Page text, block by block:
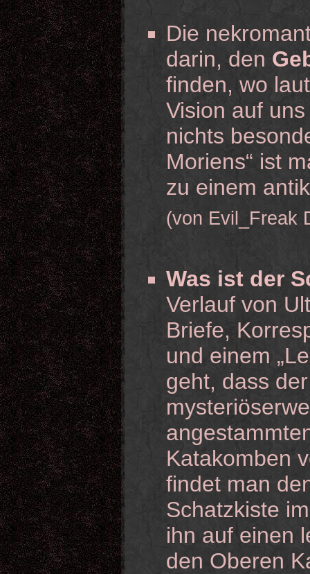
Die
darin, den
finden, wo
Vision auf
nichts
Moriens“ ist
zu einem
(von Evil_Freak
Was ist der
Verlauf von
Briefe,
und einem
geht, dass
Katakomben
findet man
Schatzkiste
ihn auf einen
den Oberen